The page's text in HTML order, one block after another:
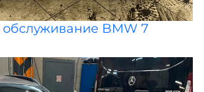
обслуживание BMW 7